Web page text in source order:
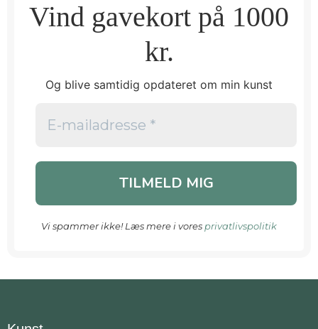
Vind gavekort på 1000
kr.
Og blive samtidig opdateret om min kunst
Vi spammer ikke! Læs mere i voresprivatlivspolitik